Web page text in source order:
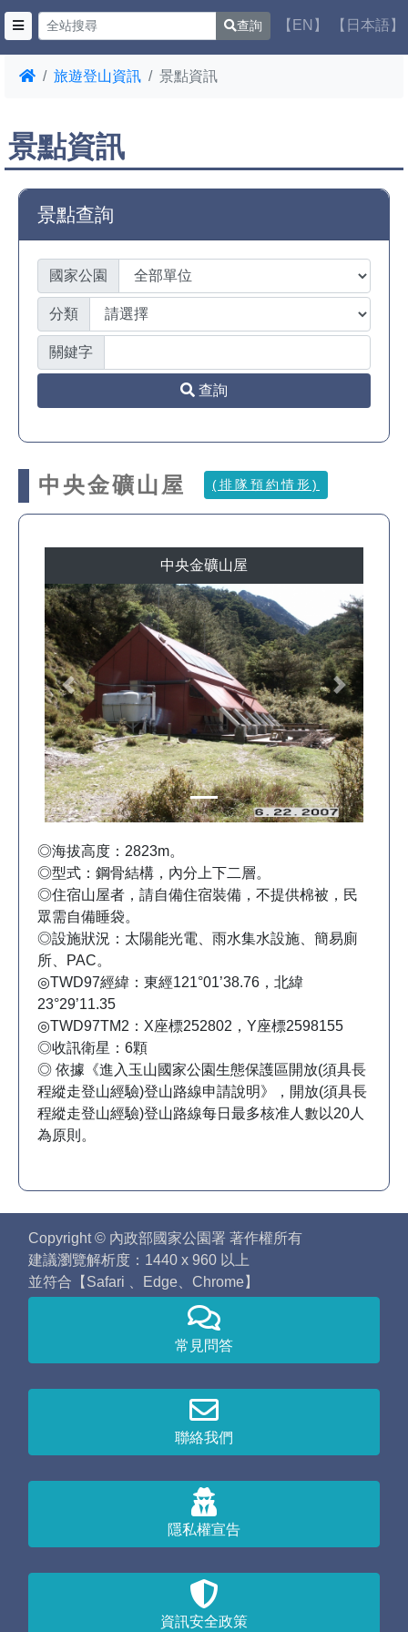
查詢 【EN】 【日本語】
旅遊登山資訊 景點資訊
景點資訊
景點查詢
國家公園
分類
關鍵字
查詢
中央金礦山屋 (排隊預約情形)
中央金礦山屋
Previous Next
◎海拔高度：2823m。
◎型式：鋼骨結構，內分上下二層。
◎住宿山屋者，請自備住宿裝備，不提供棉被，民
眾需自備睡袋。
◎設施狀況：太陽能光電、雨水集水設施、簡易廁
所、PAC。
◎TWD97經緯：東經121°01’38.76，北緯
23°29’11.35
◎TWD97TM2：X座標252802，Y座標2598155
◎收訊衛星：6顆
◎ 依據《進入玉山國家公園生態保護區開放(須具長
程縱走登山經驗)登山路線申請說明》，開放(須具長
程縱走登山經驗)登山路線每日最多核准人數以20人
為原則。
Copyright © 內政部國家公園署 著作權所有
建議瀏覽解析度：1440 x 960 以上
並符合【Safari 、Edge、Chrome】
常見問答
聯絡我們
隱私權宣告
資訊安全政策